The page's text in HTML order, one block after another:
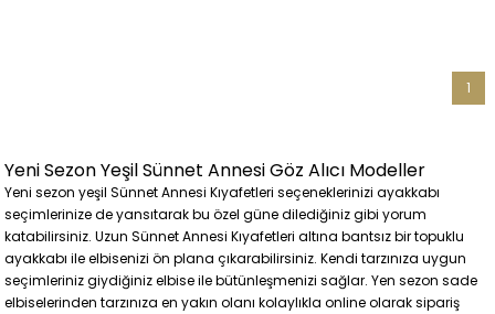
1
Yeni Sezon Yeşil Sünnet Annesi Göz Alıcı Modeller
Yeni sezon yeşil Sünnet Annesi Kıyafetleri seçeneklerinizi ayakkabı
seçimlerinize de yansıtarak bu özel güne dilediğiniz gibi yorum
katabilirsiniz. Uzun Sünnet Annesi Kıyafetleri altına bantsız bir topuklu
ayakkabı ile elbisenizi ön plana çıkarabilirsiniz. Kendi tarzınıza uygun
seçimleriniz giydiğiniz elbise ile bütünleşmenizi sağlar. Yen sezon sade
elbiselerinden tarzınıza en yakın olanı kolaylıkla online olarak sipariş